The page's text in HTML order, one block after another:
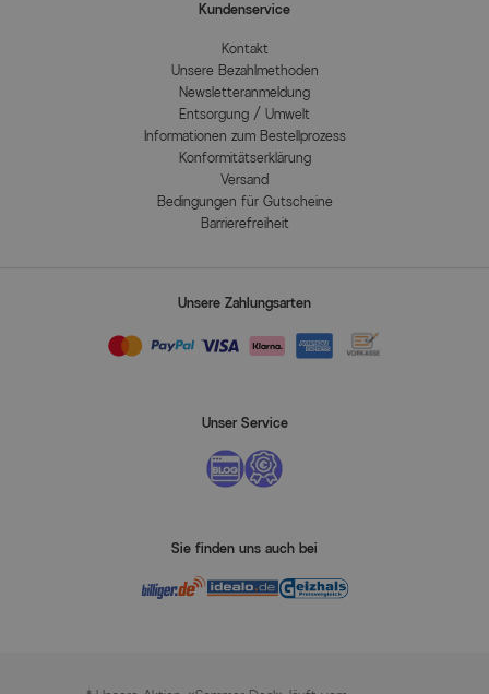
Kundenservice
Kontakt
Unsere Bezahlmethoden
Newsletteranmeldung
Entsorgung / Umwelt
Informationen zum Bestellprozess
Konformitätserklärung
Versand
Bedingungen für Gutscheine
Barrierefreiheit
Unsere Zahlungsarten
Unser Service
Sie finden uns auch bei